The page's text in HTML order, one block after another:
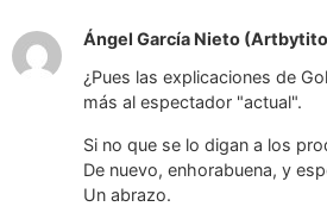
Ángel García Nieto
¿Pues las explicaciones de
más al espectador "actual".
Si no que se lo digan a los
De nuevo, enhorabuena, y
Un abrazo.